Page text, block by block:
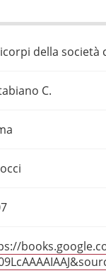
della società
C.